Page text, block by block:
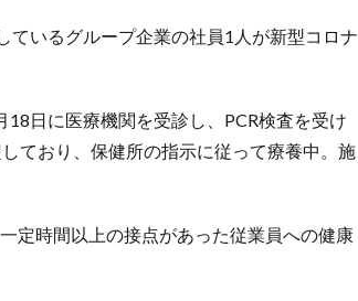
ているグループ企業の社員1人が新型コロナ
日に医療機関を受診し、PCR検査を受け
ており、保健所の指示に従って療養中。施
定時間以上の接点があった従業員への健康